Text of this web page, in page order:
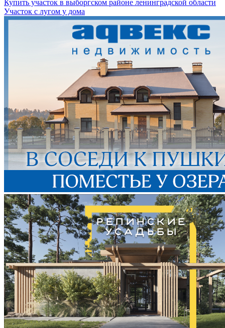
Купить участок в выборгском районе ленинградской области
Участок с лугом у дома